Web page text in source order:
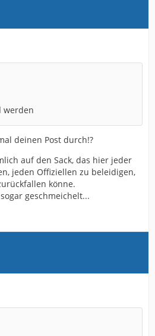
werden
deinen Post durch!?
auf den Sack, das hier jeder
jeden Offiziellen zu beleidigen,
könne.
geschmeichelt...